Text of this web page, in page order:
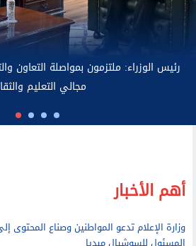
إعلام الوزراء يستعرض تفاصيل
سكنية بنظام الإيجار
أهم الأخبار
وزارة الإعلام تدعو المواطنين وصناع المحتوى
المسئول للسوشيال ميديا